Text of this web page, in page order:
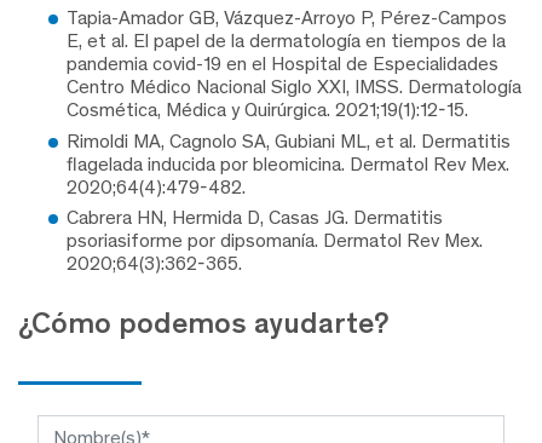
Tapia-Amador GB, Vázquez-Arroyo P, Pérez-Campos
E, et al. El papel de la dermatología en tiempos de la
pandemia covid-19 en el Hospital de Especialidades
Centro Médico Nacional Siglo XXI, IMSS. Dermatología
Cosmética, Médica y Quirúrgica. 2021;19(1):12-15.
Rimoldi MA, Cagnolo SA, Gubiani ML, et al. Dermatitis
flagelada inducida por bleomicina. Dermatol Rev Mex.
2020;64(4):479-482.
Cabrera HN, Hermida D, Casas JG. Dermatitis
psoriasiforme por dipsomanía. Dermatol Rev Mex.
2020;64(3):362-365.
¿Cómo podemos ayudarte?